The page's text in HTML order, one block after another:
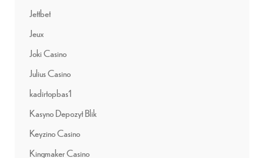
Jettbet
Jeux
Joki Casino
Julius Casino
kadirtopbas1
Kasyno Depozyt Blik
Keyzino Casino
Kingmaker Casino